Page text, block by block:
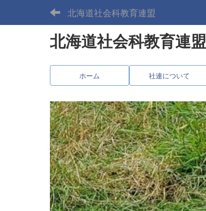
北海道社会科教育連盟
北海道社会科教育連盟
ホーム 社連について
p
r
e
v
i
o
u
s